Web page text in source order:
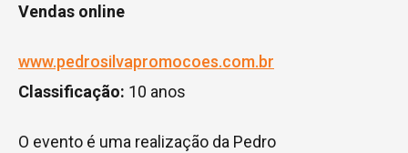
Vendas online
www.pedrosilvapromocoes.com.br
Classificação: 10 anos
O evento é uma realização da Pedro